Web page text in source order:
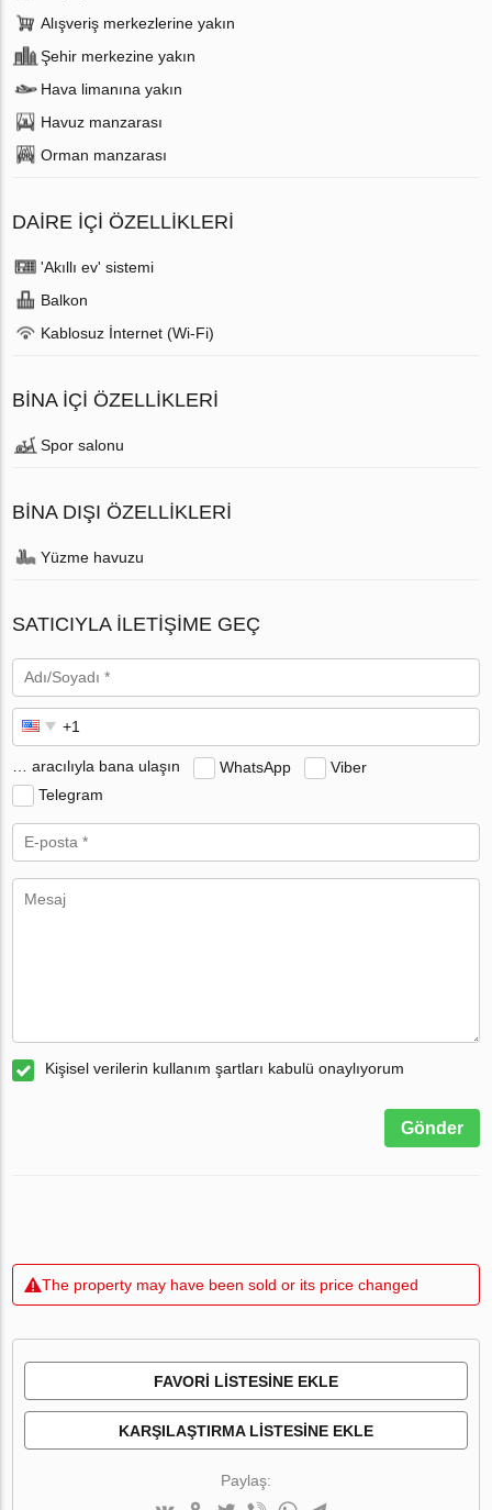
Alışveriş merkezlerine yakın
Şehir merkezine yakın
Hava limanına yakın
Havuz manzarası
Orman manzarası
DAIRE IÇI ÖZELLIKLERI
'Akıllı ev' sistemi
Balkon
Kablosuz İnternet (Wi-Fi)
BINA İÇI ÖZELLIKLERI
Spor salonu
BINA DIŞI ÖZELLIKLERI
Yüzme havuzu
SATICIYLA ILETIŞIME GEÇ
… aracılıyla bana ulaşın WhatsApp
Viber
Telegram
Kişisel verilerin kullanım şartları kabulü onaylıyorum
Gönder
The property may have been sold or its price changed
FAVORI LISTESINE EKLE
KARŞILAŞTIRMA LISTESINE EKLE
Paylaş: